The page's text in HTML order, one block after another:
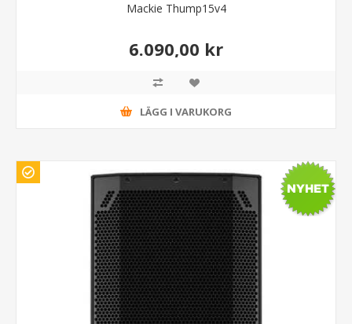
Mackie Thump15v4
6.090,00 kr
LÄGG I VARUKORG